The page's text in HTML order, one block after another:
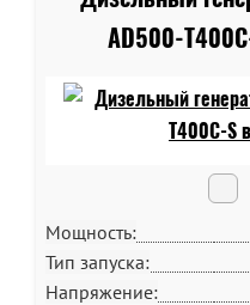
AD500-
Мощность:
Тип запуска:
Напряжение: